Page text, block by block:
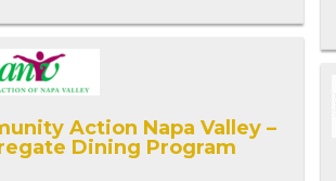
Action Napa Valley –
Dining Program